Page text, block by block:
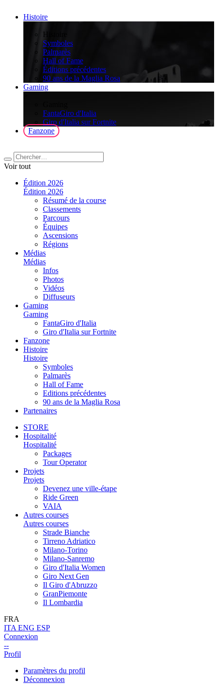
Histoire
Histoire
Symboles
Palmarès
Hall of Fame
Éditions précédentes
90 ans de la Maglia Rosa
Gaming
FantaGiro d'Italia
Giro d'Italia sur Fortnite
Fanzone
Voir tout
Édition 2026
Édition 2026
Résumé de la course
Classements
Parcours
Équipes
Ascensions
Régions
Médias
Médias
Infos
Photos
Vidéos
Diffuseurs
Gaming
Gaming
FantaGiro d'Italia
Giro d'Italia sur Fortnite
Fanzone
Histoire
Histoire
Symboles
Palmarès
Hall of Fame
Editions précédentes
90 ans de la Maglia Rosa
Partenaires
STORE
Hospitalité
Hospitalité
Packages
Tour Operator
Projets
Projets
Devenez une ville-étape
Ride Green
VAIA
Autres courses
Autres courses
Strade Bianche
Tirreno Adriatico
Milano-Torino
Milano-Sanremo
Giro d'Italia Women
Giro Next Gen
Il Giro d'Abruzzo
GranPiemonte
Il Lombardia
FRA
ITA ENG ESP
Connexion
--
Profil
Paramètres du profil
Déconnexion